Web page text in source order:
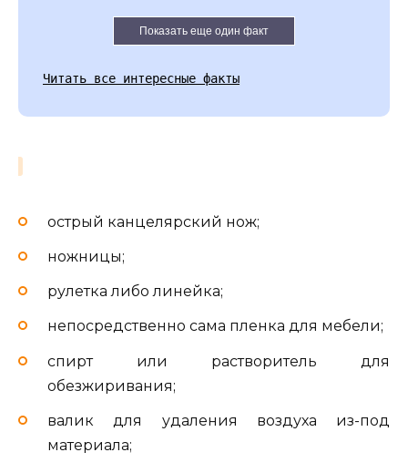
Показать еще один факт
Читать все интересные факты
острый канцелярский нож;
ножницы;
рулетка либо линейка;
непосредственно сама пленка для мебели;
спирт или растворитель для
обезжиривания;
валик для удаления воздуха из-под
материала;